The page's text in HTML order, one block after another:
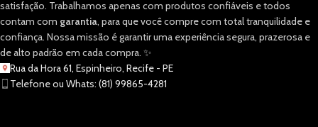
satisfação. Trabalhamos apenas com produtos confiáveis e todos
contam com garantia, para que você compre com total tranquilidade e
confiança. Nossa missão é garantir uma experiência segura, prazerosa e
de alto padrão em cada compra. ✨
Rua da Hora 61, Espinheiro, Recife - PE
Telefone ou Whats: (81) 99865-4281